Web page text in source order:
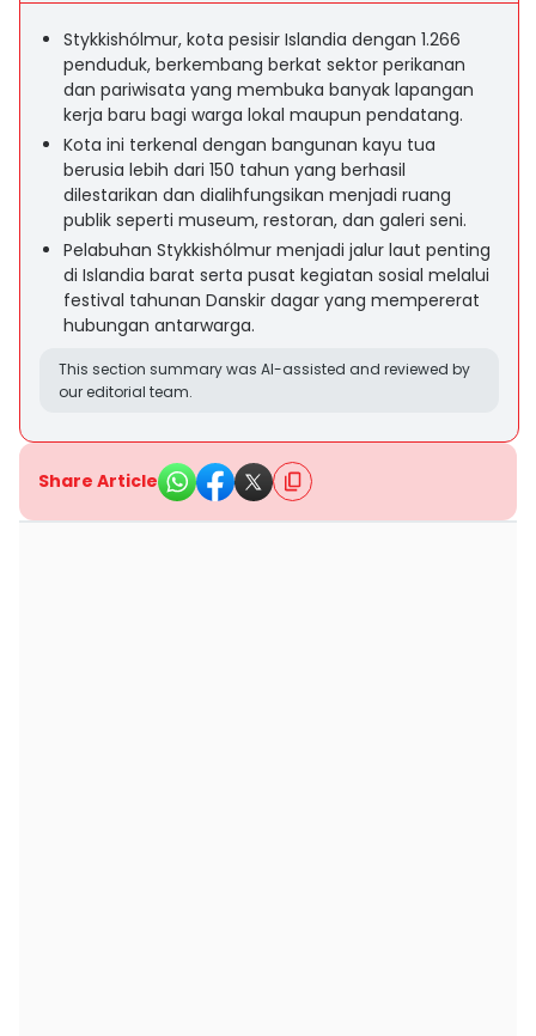
Stykkishólmur, kota pesisir Islandia dengan 1.266
penduduk, berkembang berkat sektor perikanan
dan pariwisata yang membuka banyak lapangan
kerja baru bagi warga lokal maupun pendatang.
Kota ini terkenal dengan bangunan kayu tua
berusia lebih dari 150 tahun yang berhasil
dilestarikan dan dialihfungsikan menjadi ruang
publik seperti museum, restoran, dan galeri seni.
Pelabuhan Stykkishólmur menjadi jalur laut penting
di Islandia barat serta pusat kegiatan sosial melalui
festival tahunan Danskir dagar yang mempererat
hubungan antarwarga.
This section summary was AI-assisted and reviewed by
our editorial team.
Share Article